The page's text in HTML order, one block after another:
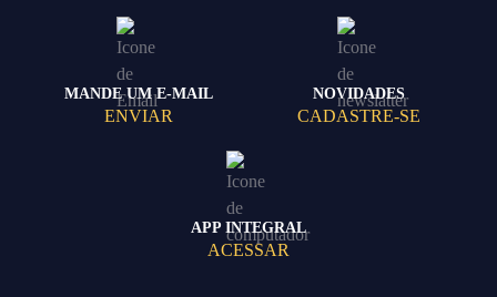
MANDE UM E-MAIL
ENVIAR
NOVIDADES
CADASTRE-SE
APP INTEGRAL
ACESSAR